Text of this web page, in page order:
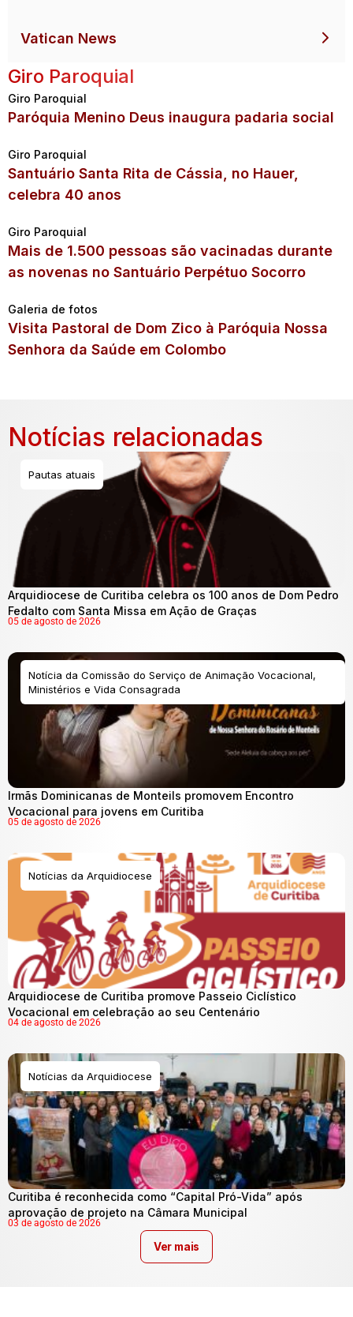
Vatican News
Giro Paroquial
Giro Paroquial
Paróquia Menino Deus inaugura padaria social
Giro Paroquial
Santuário Santa Rita de Cássia, no Hauer,
celebra 40 anos
Giro Paroquial
Mais de 1.500 pessoas são vacinadas durante
as novenas no Santuário Perpétuo Socorro
Galeria de fotos
Visita Pastoral de Dom Zico à Paróquia Nossa
Senhora da Saúde em Colombo
Notícias relacionadas
Pautas atuais
Arquidiocese de Curitiba celebra os 100 anos de Dom Pedro
Fedalto com Santa Missa em Ação de Graças
05 de agosto de 2026
Notícia da Comissão do Serviço de Animação Vocacional,
Ministérios e Vida Consagrada
Irmãs Dominicanas de Monteils promovem Encontro
Vocacional para jovens em Curitiba
05 de agosto de 2026
Notícias da Arquidiocese
Arquidiocese de Curitiba promove Passeio Ciclístico
Vocacional em celebração ao seu Centenário
04 de agosto de 2026
Notícias da Arquidiocese
Curitiba é reconhecida como “Capital Pró-Vida” após
aprovação de projeto na Câmara Municipal
03 de agosto de 2026
Ver mais